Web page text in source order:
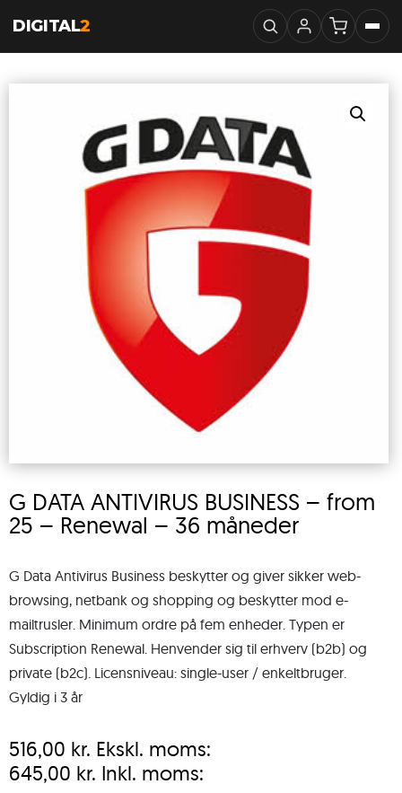
DIGITAL2
G DATA ANTIVIRUS BUSINESS – from
25 – Renewal – 36 måneder
G Data Antivirus Business beskytter og giver sikker web-
browsing, netbank og shopping og beskytter mod e-
mailtrusler. Minimum ordre på fem enheder. Typen er
Subscription Renewal. Henvender sig til erhverv (b2b) og
private (b2c). Licensniveau: single-user / enkeltbruger.
Gyldig i 3 år
516,00 kr. Ekskl. moms:
645,00 kr. Inkl. moms: